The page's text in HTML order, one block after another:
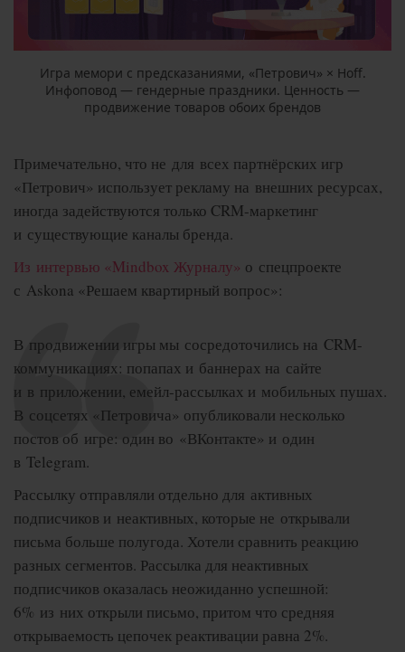
Игра мемори с предсказаниями, «Петрович» × Hoff.
Инфоповод — гендерные праздники. Ценность —
продвижение товаров обоих брендов
Примечательно, что не для всех партнёрских игр
«Петрович» использует рекламу на внешних ресурсах,
иногда задействуются только CRM-маркетинг
и существующие каналы бренда.
Из интервью «Mindbox Журналу» о спецпроекте
с Askona «Решаем квартирный вопрос»:
В продвижении игры мы сосредоточились на CRM-
коммуникациях: попапах и баннерах на сайте
и в приложении, емейл-рассылках и мобильных пушах.
В соцсетях «Петровича» опубликовали несколько
постов об игре: один во «ВКонтакте» и один
в Telegram.
Рассылку отправляли отдельно для активных
подписчиков и неактивных, которые не открывали
письма больше полугода. Хотели сравнить реакцию
разных сегментов. Рассылка для неактивных
подписчиков оказалась неожиданно успешной:
6% из них открыли письмо, притом что средняя
открываемость цепочек реактивации равна 2%.